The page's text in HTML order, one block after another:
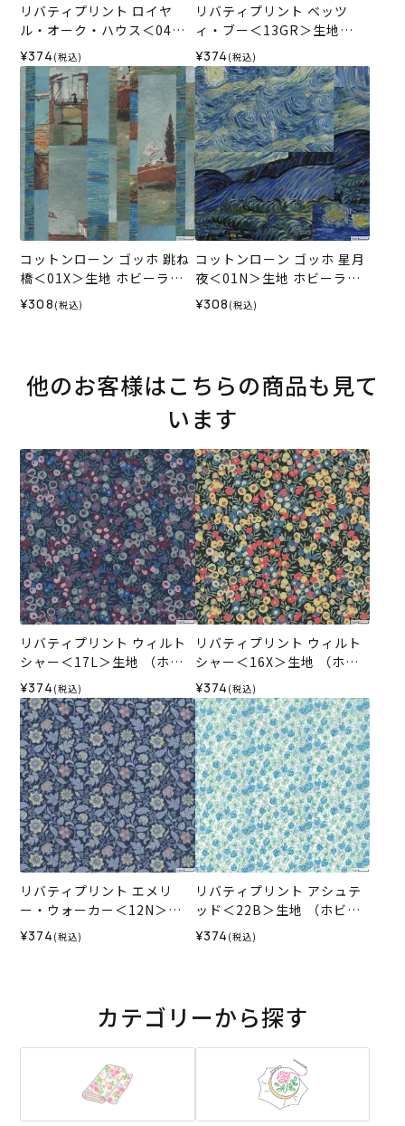
リバティプリント ロイヤ
ル・オーク・ハウス＜04G
＞生地 （ホビーラホビーレ
オリジナル）2026SS
¥374 (税込)
リバティプリント ベッツ
ィ・ブー＜13GR＞生地
（ホビーラホビーレオリジ
ナル）2026SS
¥374 (税込)
コットンローン ゴッホ 跳ね
橋＜01X＞生地 ホビーラホ
ビーレデザインコレクショ
¥308 (税込)
コットンローン ゴッホ 星月
夜＜01N＞生地 ホビーラホ
ビーレデザインコレクショ
¥308 (税込)
他のお客様はこちらの商品も見て
います
リバティプリント ウィルト
シャー＜17L＞生地 （ホビ
ーラホビーレオリジナル）2
025AW
¥374 (税込)
リバティプリント ウィルト
シャー＜16X＞生地 （ホビ
ーラホビーレオリジナル）2
025AW
¥374 (税込)
リバティプリント エメリ
ー・ウォーカー＜12N＞生
地 （ホビーラホビーレオリ
ジナル）2025AW
¥374 (税込)
リバティプリント アシュテ
ッド＜22B＞生地 （ホビー
ラホビーレオリジナル）202
¥374 (税込)
カテゴリーから探す